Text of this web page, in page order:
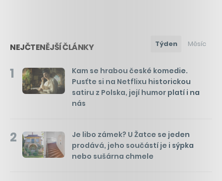
NEJČTENĚJŠÍ ČLÁNKY Týden Měsíc
1
Kam se hrabou české komedie.
Pusťte si na Netflixu historickou
satiru z Polska, její humor platí i na
nás
2
Je libo zámek? U Žatce se jeden
prodává, jeho součástí je i sýpka
nebo sušárna chmele